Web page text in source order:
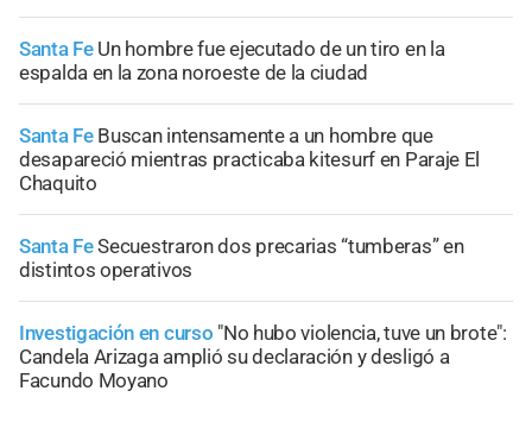
Santa Fe Un hombre fue ejecutado de un tiro en la
espalda en la zona noroeste de la ciudad
Santa Fe Buscan intensamente a un hombre que
desapareció mientras practicaba kitesurf en Paraje El
Chaquito
Santa FeSecuestraron dos precarias “tumberas” en
distintos operativos
Investigación en curso "No hubo violencia, tuve un brote":
Candela Arizaga amplió su declaración y desligó a
Facundo Moyano